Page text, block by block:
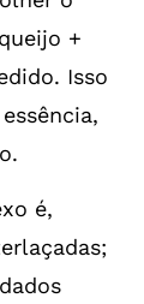
+
Isso
é,